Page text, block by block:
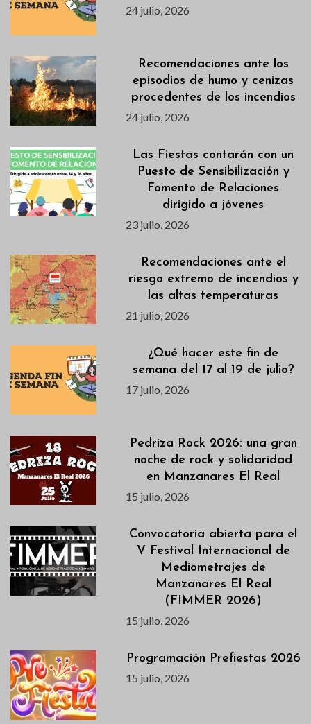
24 julio, 2026
Recomendaciones ante los
episodios de humo y cenizas
procedentes de los incendios
24 julio, 2026
Las Fiestas contarán con un
Puesto de Sensibilización y
Fomento de Relaciones
dirigido a jóvenes
23 julio, 2026
Recomendaciones ante el
riesgo extremo de incendios y
las altas temperaturas
21 julio, 2026
¿Qué hacer este fin de
semana del 17 al 19 de julio?
17 julio, 2026
Pedriza Rock 2026: una gran
noche de rock y solidaridad
en Manzanares El Real
15 julio, 2026
Convocatoria abierta para el
V Festival Internacional de
Mediometrajes de
Manzanares El Real
(FIMMER 2026)
15 julio, 2026
Programación Prefiestas 2026
15 julio, 2026